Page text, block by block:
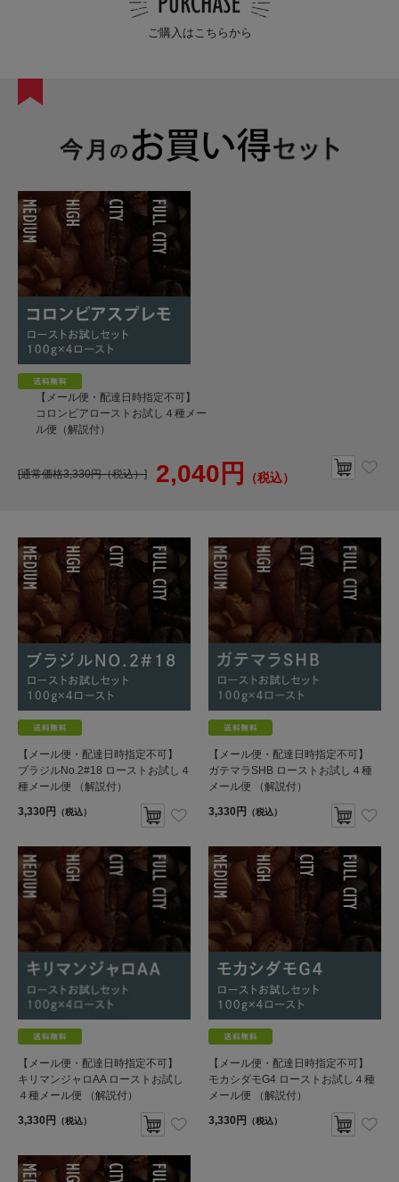
ご購入はこちらから
【メール便・配達日時指定不可】
コロンビアローストお試し４種メー
ル便（解説付）
[通常価格3,330円（税込）] 2,040円 （税込）
【メール便・配達日時指定不可】
ブラジルNo.2#18 ローストお試し４
種メール便 （解説付）
3,330円 （税込）
【メール便・配達日時指定不可】
ガテマラSHB ローストお試し４種
メール便 （解説付）
3,330円 （税込）
【メール便・配達日時指定不可】
キリマンジャロAA ローストお試し
４種メール便 （解説付）
3,330円 （税込）
【メール便・配達日時指定不可】
モカシダモG4 ローストお試し４種
メール便 （解説付）
3,330円 （税込）